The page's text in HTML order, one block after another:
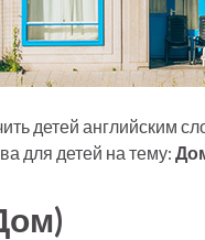
детей английским
для детей на тему: